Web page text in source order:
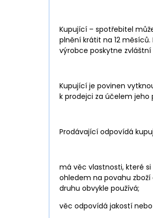
Kupující – spotřebitel
plnění krátit na 12
výrobce poskytne
Kupující je povinen
k prodejci za účelem
Prodávající odpovídá
má věc vlastnosti, které
ohledem na povahu
druhu obvykle používá;
věc odpovídá jakostí